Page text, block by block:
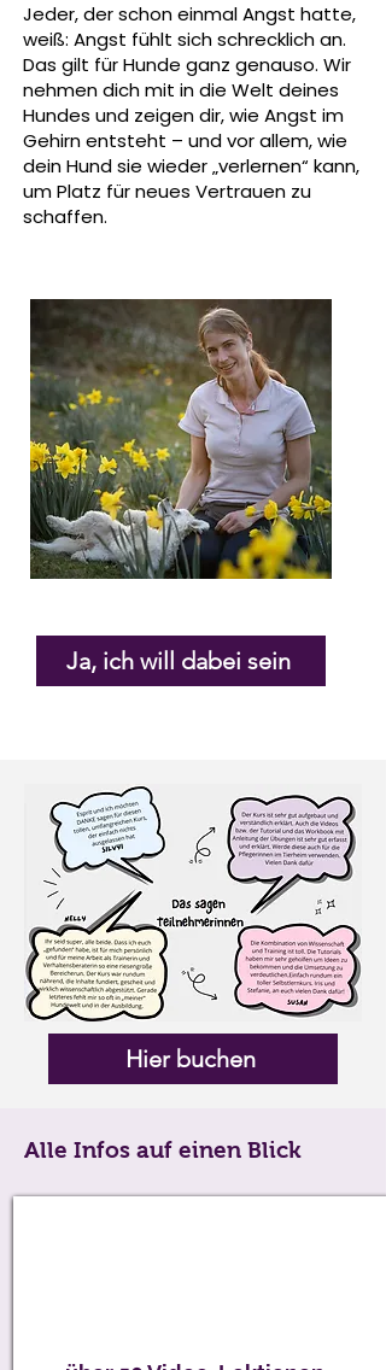
Jeder, der schon einmal Angst hatte,
weiß: Angst fühlt sich schrecklich an.
Das gilt für Hunde ganz genauso. Wir
nehmen dich mit in die Welt deines
Hundes und zeigen dir, wie Angst im
Gehirn entsteht – und vor allem, wie
dein Hund sie wieder „verlernen“ kann,
um Platz für neues Vertrauen zu
schaffen.
Ja, ich will dabei sein
Hier buchen
Alle Infos auf einen Blick